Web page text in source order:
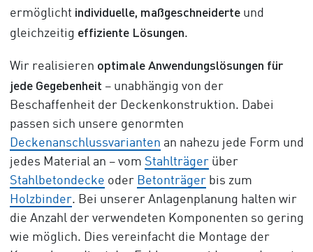
ermöglicht individuelle, maßgeschneiderteund
gleichzeitig effiziente Lösungen.
Wir realisieren optimale Anwendungslösungen für
jede Gegebenheit – unabhängig von der
Beschaffenheit der Deckenkonstruktion. Dabei
passen sich unsere genormten
Deckenanschlussvarianten an nahezu jede Form und
jedes Material an – vom Stahlträgerüber
Stahlbetondecke oder Betonträgerbis zum
Holzbinder. Bei unserer Anlagenplanung halten wir
die Anzahl der verwendeten Komponenten so gering
wie möglich. Dies vereinfacht die Montage der